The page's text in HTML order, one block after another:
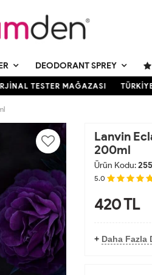
DEODORANT SPREY
TESTER MAĞAZASI
Lanvin
200ml
Ürün Kodu:
5.0
420TL
+ Daha Fazla